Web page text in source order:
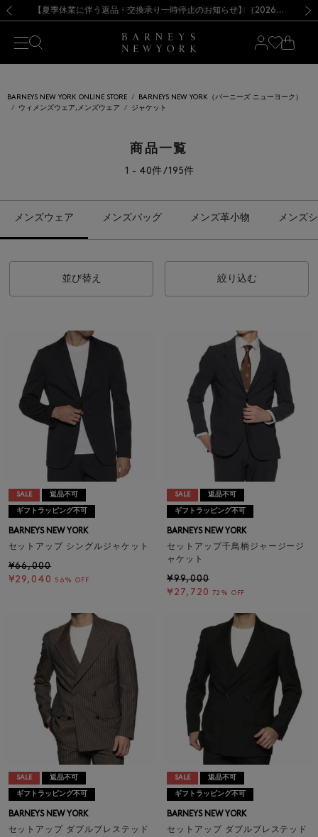
新規登録のお客様も対象！＜MY BARNEYS＞会員のお客様は11,000円（税込）以上のお買上げで常時送料無料！お買い物の際は会員登録を！
【夏季休業に伴う出荷一時停止のお知らせ】(2026.8.7) 【オンラインストア カスタマーセンター夏季休業に関するお知らせ】（2026.8.7）【夏季休業に伴う返品・交換承り一時停止のお知らせ】（2026.8.5）
熊本県を中心とした地震の影響によるお荷物のお届けについて
【開催中】SUMMER SALEのご案内・ご注意事項 新規登録のお客様も対象！＜MY BARNEYS＞会員のお客様は11,000円（税込）以上のお買上げで常時送料無料！お買い物の際は会員登録を！
【夏季休業に伴う出荷一時停止のお知らせ】(2026.8.7)
BARNEYS NEW YORK ONLINE STORE
BARNEYS NEW YORK（バーニーズ ニューヨーク）
ウィメンズウェア,メンズウェア
ジャケット
商品一覧
1 - 40件 / 195件
メンズウェア メンズバッグ メンズ革小物 メンズ
並び替え 絞り込む
SALE 返品不可
ギフトラッピング不可
BARNEYS NEW YORK
セットアップ シングルジャケット
¥66,000
¥29,040
56% OFF
SALE 返品不可
ギフトラッピング不可
BARNEYS NEW YORK
セットアップ千鳥柄ジャージージ
ャケット
¥99,000
¥27,720 72% OFF
SALE 返品不可
ギフトラッピング不可
BARNEYS NEW YORK
セットアップ ダブルブレステッド
SALE 返品不可
ギフトラッピング不可
BARNEYS NEW YORK
セットアップ ダブルブレステッド